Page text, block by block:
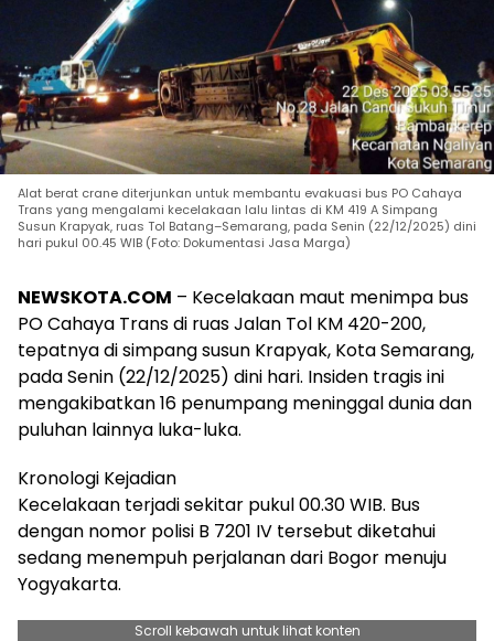
Alat berat crane diterjunkan untuk membantu evakuasi bus PO Cahaya
Trans yang mengalami kecelakaan lalu lintas di KM 419 A Simpang
Susun Krapyak, ruas Tol Batang–Semarang, pada Senin (22/12/2025) dini
hari pukul 00.45 WIB (Foto: Dokumentasi Jasa Marga)
NEWSKOTA.COM – Kecelakaan maut menimpa bus
PO Cahaya Trans di ruas Jalan Tol KM 420-200,
tepatnya di simpang susun Krapyak, Kota Semarang,
pada Senin (22/12/2025) dini hari. Insiden tragis ini
mengakibatkan 16 penumpang meninggal dunia dan
puluhan lainnya luka-luka.
Kronologi Kejadian
Kecelakaan terjadi sekitar pukul 00.30 WIB. Bus
dengan nomor polisi B 7201 IV tersebut diketahui
sedang menempuh perjalanan dari Bogor menuju
Yogyakarta.
Scroll kebawah untuk lihat konten